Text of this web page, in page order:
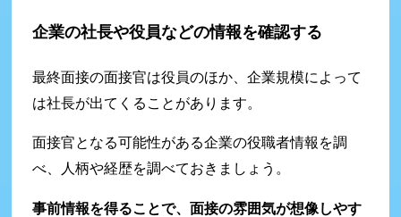
企業の社長や役員などの情報を確認する
最終面接の面接官は役員のほか、企業規模によって
は社長が出てくることがあります。
面接官となる可能性がある企業の役職者情報を調
べ、人柄や経歴を調べておきましょう。
事前情報を得ることで、面接の雰囲気が想像しやす